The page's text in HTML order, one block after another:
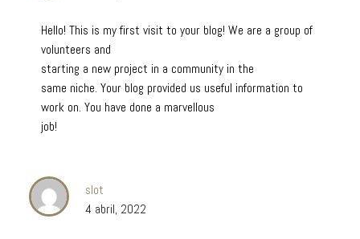
Hello! This is my first visit to your blog! We are a group of
volunteers and
starting a new project in a community in the
same niche. Your blog provided us useful information to
work on. You have done a marvellous
job!
slot
4 abril, 2022